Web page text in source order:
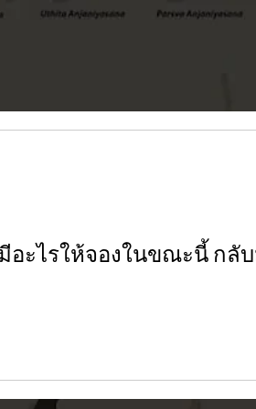
อะไรให้จองในขณะนี้ กลั